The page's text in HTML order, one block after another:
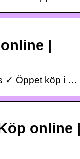
|
✓ Öppet köp i …
online |